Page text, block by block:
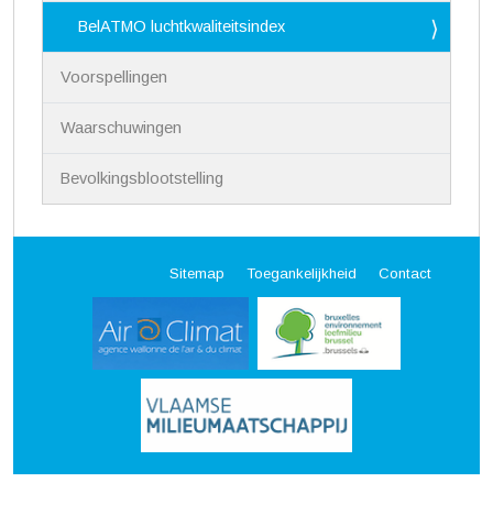
BelATMO luchtkwaliteitsindex
Voorspellingen
Waarschuwingen
Bevolkingsblootstelling
Sitemap Toegankelijkheid Contact